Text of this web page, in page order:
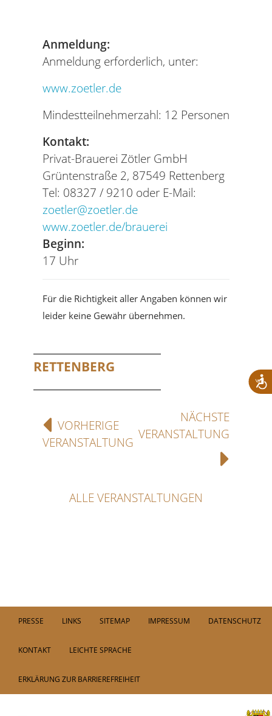
Anmeldung:
Anmeldung erforderlich, unter:
www.zoetler.de
Mindestteilnehmerzahl: 12 Personen
Kontakt:
Privat-Brauerei Zötler GmbH
Grüntenstraße 2, 87549 Rettenberg
Tel: 08327 / 9210 oder E-Mail:
zoetler@zoetler.de
www.zoetler.de/brauerei
Beginn:
17 Uhr
Für die Richtigkeit aller Angaben können wir
leider keine Gewähr übernehmen.
RETTENBERG
VORHERIGE
VERANSTALTUNG
NÄCHSTE
VERANSTALTUNG
ALLE VERANSTALTUNGEN
PRESSE LINKS SITEMAP IMPRESSUM DATENSCHUTZ
KONTAKT LEICHTE SPRACHE
ERKLÄRUNG ZUR BARRIEREFREIHEIT